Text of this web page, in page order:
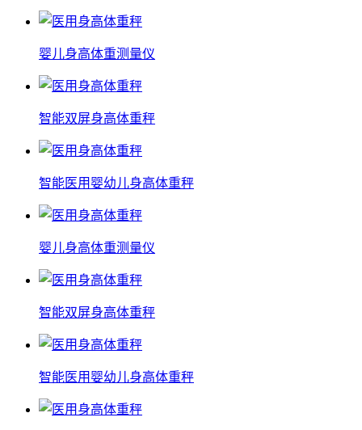
婴儿身高体重测量仪
智能双屏身高体重秤
智能医用婴幼儿身高体重秤
婴儿身高体重测量仪
智能双屏身高体重秤
智能医用婴幼儿身高体重秤